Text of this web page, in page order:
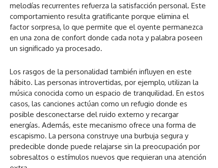
melodías recurrentes refuerza la satisfacción personal. Este
comportamiento resulta gratificante porque elimina el
factor sorpresa, lo que permite que el oyente permanezca
en una zona de confort donde cada nota y palabra poseen
un significado ya procesado.
Los rasgos de la personalidad también influyen en este
hábito. Las personas introvertidas, por ejemplo, utilizan la
música conocida como un espacio de tranquilidad. En estos
casos, las canciones actúan como un refugio donde es
posible desconectarse del ruido externo y recargar
energías. Además, este mecanismo ofrece una forma de
escapismo. La persona construye una burbuja segura y
predecible donde puede relajarse sin la preocupación por
sobresaltos o estímulos nuevos que requieran una atención